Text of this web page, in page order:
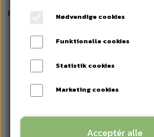
Forside 02 Karosseri - skarringsdele
Nødvendige cookies
Funktionelle cookies
Statistik cookies
Marketing cookies
Acceptér alle